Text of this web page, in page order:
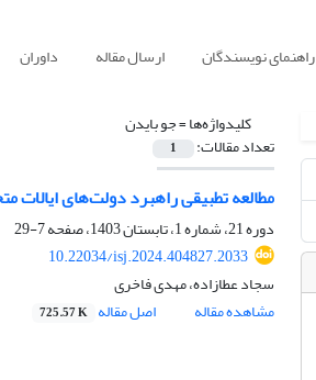
راهنمای نویسندگان ارسال مقاله داوران
کلیدواژه‌ها =جو بایدن
تعداد مقالات: 1
مطالعه تطبیقی راهبرد دولت‌های ایالات
دوره 21، شماره 1، تابستان 1403، صفحه
7-29
10.22034/isj.2024.404827.2033
سجاد عطازاده، مهدی فاخری
مشاهده مقاله
اصل مقاله 725.57 K